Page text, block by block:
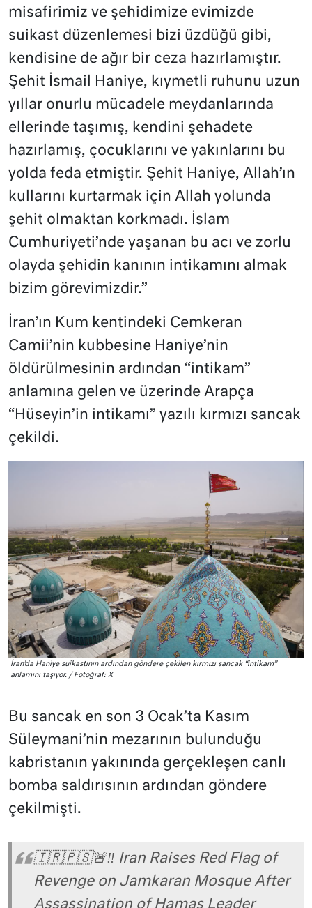
misafirimiz ve şehidimize evimizde
suikast düzenlemesi bizi üzdüğü gibi,
kendisine de ağır bir ceza hazırlamıştır.
Şehit İsmail Haniye, kıymetli ruhunu uzun
yıllar onurlu mücadele meydanlarında
ellerinde taşımış, kendini şehadete
hazırlamış, çocuklarını ve yakınlarını bu
yolda feda etmiştir. Şehit Haniye, Allah’ın
kullarını kurtarmak için Allah yolunda
şehit olmaktan korkmadı. İslam
Cumhuriyeti’nde yaşanan bu acı ve zorlu
olayda şehidin kanının intikamını almak
bizim görevimizdir.”
İran’ın Kum kentindeki Cemkeran
Camii’nin kubbesine Haniye’nin
öldürülmesinin ardından “intikam”
anlamına gelen ve üzerinde Arapça
“Hüseyin’in intikamı” yazılı kırmızı sancak
çekildi.
İran’da Haniye suikastının ardından göndere çekilen kırmızı sancak “intikam”
anlamını taşıyor. / Fotoğraf: X
Bu sancak en son 3 Ocak’ta Kasım
Süleymani’nin mezarının bulunduğu
kabristanın yakınında gerçekleşen canlı
bomba saldırısının ardından göndere
çekilmişti.
🇮🇷🇵🇸🚨‼️ Iran Raises Red Flag of
Revenge on Jamkaran Mosque After